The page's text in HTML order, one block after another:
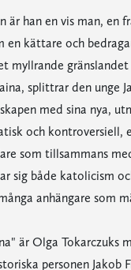
är han en vis man, en
en kättare och
myllrande
splittrar den unge
med sina nya,
och kontroversiell,
som tillsammans
sig både katolicism
anhängare som
är Olga Tokarczuks
personen Jakob